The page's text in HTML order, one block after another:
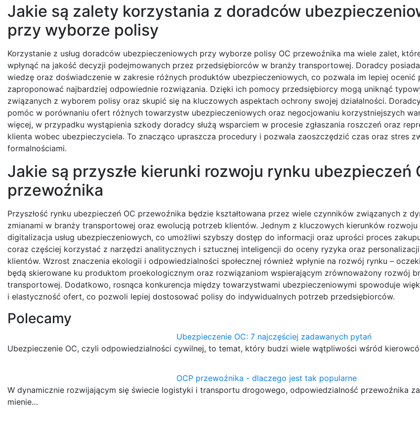
Jakie są zalety korzystania z doradców
przy wyborze polisy
Korzystanie z usług doradców ubezpieczeniowych przy wyborze polisy OC przewoźnika ma wiele zalet,
wpłynąć na jakość decyzji podejmowanych przez przedsiębiorców w branży transportowej. Doradcy
wiedzę oraz doświadczenie w zakresie różnych produktów ubezpieczeniowych, co pozwala im lepiej ocenić
zaproponować najbardziej odpowiednie rozwiązania. Dzięki ich pomocy przedsiębiorcy mogą uniknąć
związanych z wyborem polisy oraz skupić się na kluczowych aspektach ochrony swojej działalności.
pomóc w porównaniu ofert różnych towarzystw ubezpieczeniowych oraz negocjowaniu korzystniejszych
więcej, w przypadku wystąpienia szkody doradcy służą wsparciem w procesie zgłaszania roszczeń oraz
klienta wobec ubezpieczyciela. To znacząco upraszcza procedury i pozwala zaoszczędzić czas oraz stres
formalnościami.
Jakie są przyszłe kierunki rozwoju rynku ubezpieczeń
przewoźnika
Przyszłość rynku ubezpieczeń OC przewoźnika będzie kształtowana przez wiele czynników związanych z
zmianami w branży transportowej oraz ewolucją potrzeb klientów. Jednym z kluczowych kierunków rozwoju
digitalizacja usług ubezpieczeniowych, co umożliwi szybszy dostęp do informacji oraz uprości proces
coraz częściej korzystać z narzędzi analitycznych i sztucznej inteligencji do oceny ryzyka oraz
klientów. Wzrost znaczenia ekologii i odpowiedzialności społecznej również wpłynie na rozwój rynku –
będą skierowane ku produktom proekologicznym oraz rozwiązaniom wspierającym zrównoważony rozwój
transportowej. Dodatkowo, rosnąca konkurencja między towarzystwami ubezpieczeniowymi spowoduje
i elastyczność ofert, co pozwoli lepiej dostosować polisy do indywidualnych potrzeb przedsiębiorców.
Polecamy
Ubezpieczenie OC: 7 najczęściej zadawanych pytań
Ubezpieczenie OC, czyli odpowiedzialności cywilnej, to temat, który budzi wiele wątpliwości wśród
OCP przewoźnika - dlaczego jest tak popularne
W dynamicznie rozwijającym się świecie logistyki i transportu drogowego, odpowiedzialność przewoźnika
mienie…